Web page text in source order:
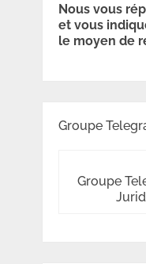
Nous vous
et vous
le moyen de
Groupe
Groupe